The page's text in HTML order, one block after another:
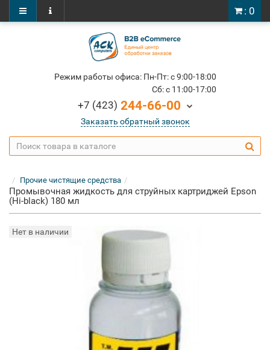
: 0
Режим работы офиса: Пн-Пт: c 9:00-18:00
Cб: c 11:00-17:00
+7 (423) 244-66-00
Заказать обратный звонок
Прочие чистящие средства
Промывочная жидкость для струйных картриджей Epson
(Hi-black) 180 мл
Нет в наличии